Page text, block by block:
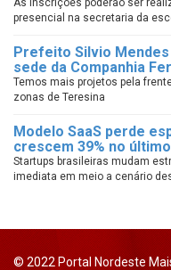
presencial na secretaria da
Prefeito Silvio
sede da Companhia
Temos mais projetos pela
zonas de Teresina
Modelo SaaS perde
crescem 39% no
Startups brasileiras mudam
imediata em meio a cenário
© 2022 Portal Nordeste